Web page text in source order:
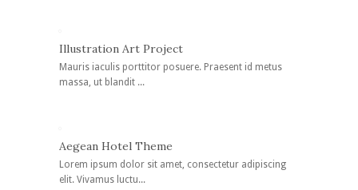
Illustration Art Project
Mauris iaculis porttitor posuere. Praesent id metus
massa, ut blandit ...
Aegean Hotel Theme
Lorem ipsum dolor sit amet, consectetur adipiscing
elit. Vivamus luctu...